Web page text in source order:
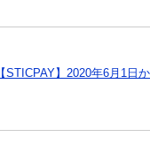
【STICPAY】2020年6月1日